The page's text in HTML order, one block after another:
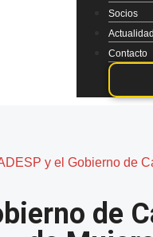
Socios
Actualidad
Contacto
y el Gobierno de
de